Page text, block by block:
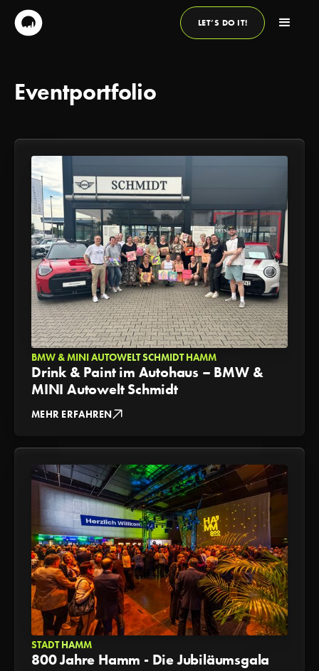
LET’S DO IT!
Eventportfolio
BMW & MINI AUTOWELT SCHMIDT HAMM
Drink & Paint im Autohaus – BMW &
MINI Autowelt Schmidt
MEHR ERFAHREN
STADT HAMM
800 Jahre Hamm - Die Jubiläumsgala